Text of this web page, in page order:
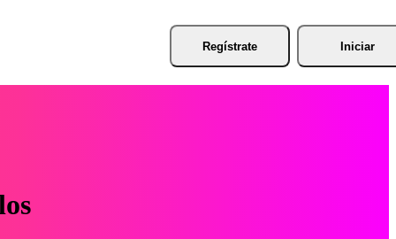
Regístrate Iniciar